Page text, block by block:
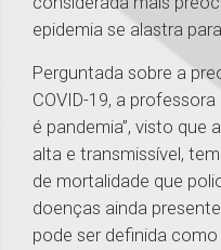
epidemia se alastra
Perguntada sobre a
COVID-19, a
é pandemia”, visto que
alta e transmissível,
de mortalidade que
doenças ainda
pode ser definida